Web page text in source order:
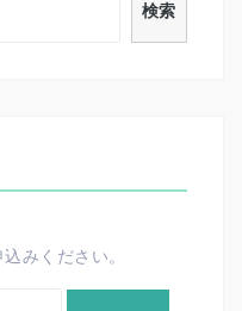
検索
みください。